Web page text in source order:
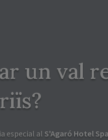
un val
especial al S'Agaró Hotel